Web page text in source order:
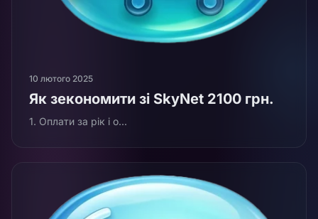
10 лютого 2025
Як зекономити зі SkyNet 2100 грн.
1. Оплати за рік і о...